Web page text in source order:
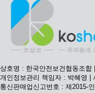
상호명 : 한국안전보건협동조
개인정보관리 책임자 : 박혜영 |
통신판매업신고번호 : 제2015-